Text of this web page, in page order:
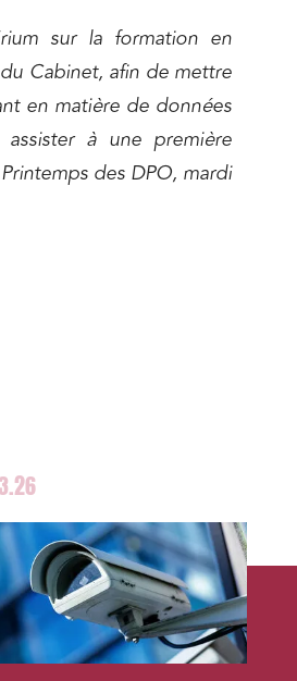
sur la formation en
Cabinet, afin de mettre
en matière de données
à une première
Printemps des DPO, mardi
des litiges
sociales et droit du travail